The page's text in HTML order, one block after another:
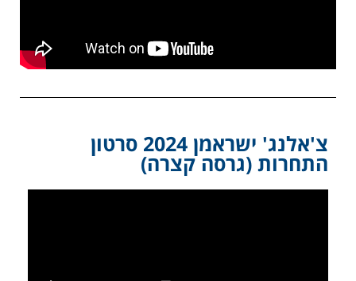
צ'אלנג' ישראמן 2024 סרטון
התחרות (גרסה קצרה)